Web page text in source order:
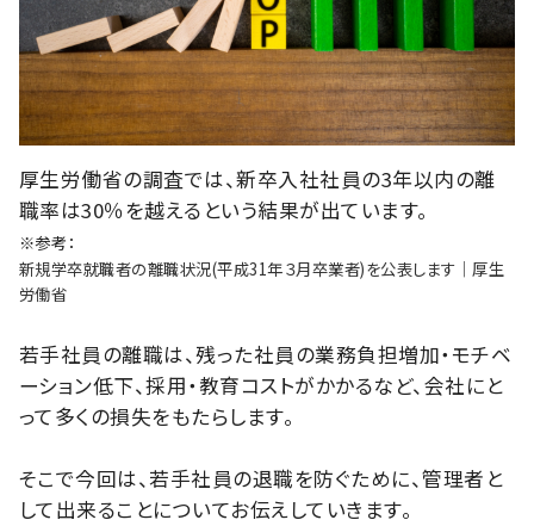
厚生労働省の調査では、新卒入社社員の3年以内の離
職率は30％を越えるという結果が出ています。
※参考：
新規学卒就職者の離職状況(平成31年３月卒業者)を公表します│厚生
労働省
若手社員の離職は、残った社員の業務負担増加・モチベ
ーション低下、採用・教育コストがかかるなど、会社にと
って多くの損失をもたらします。
そこで今回は、若手社員の退職を防ぐために、管理者と
して出来ることについてお伝えしていきます。